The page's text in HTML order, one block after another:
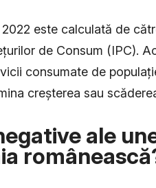
este calculată de
de Consum (IPC).
consumate de
creșterea sau
ale